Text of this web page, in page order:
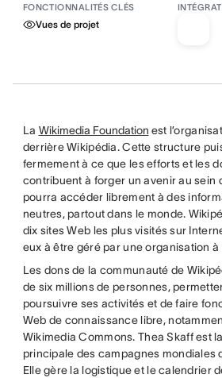
FONCTIONNALITÉS CLÉS
Vues de projet
La Wikimedia Foundation est
derrière Wikipédia. Cette structure
fermement à ce que les efforts et les
contribuent à forger un avenir au sein
pourra accéder librement à des
neutres, partout dans le monde.
dix sites Web les plus visités sur
eux à être géré par une organisation
Les dons de la communauté de
de six millions de personnes,
poursuivre ses activités et de faire
Web de connaissance libre,
Wikimedia Commons. Thea Skaff est
principale des campagnes mondiales
Elle gère la logistique et le calendrier